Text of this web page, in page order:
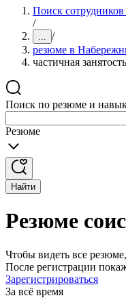
Поиск
/
... /
резюме в
частичная занятость
Поиск по резюме и
Резюме
Найти
Резюме
Чтобы видеть все
После регистрации
Зарегистрироваться
За всё время